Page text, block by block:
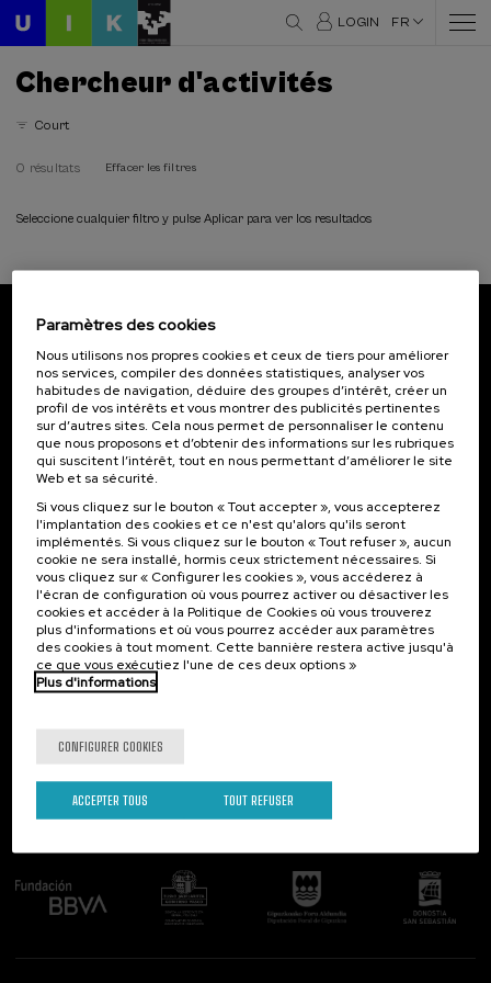
LOGIN FR
Chercheur d'activités
Court
0 résultats Effacer les filtres
Seleccione cualquier filtro y pulse Aplicar para ver los resultados
Inscrivez-vous pour être le premier à recevoir les
actualités de l'UIK.
S'abonner
Contact
Palacio Miramar
Paseo de Miraconcha, 48
20007 Donostia / San Sebastián
Gipuzkoa, Spain
Contactez-nous!
Intéressant...
Activités précédentes
Suivez-nous
Paramètres des cookies
Nous utilisons nos propres cookies et ceux de tiers pour améliorer
nos services, compiler des données statistiques, analyser vos
habitudes de navigation, déduire des groupes d’intérêt, créer un
profil de vos intérêts et vous montrer des publicités pertinentes
sur d’autres sites. Cela nous permet de personnaliser le contenu
que nous proposons et d’obtenir des informations sur les rubriques
qui suscitent l’intérêt, tout en nous permettant d’améliorer le site
Web et sa sécurité.
Si vous cliquez sur le bouton « Tout accepter », vous accepterez
l'implantation des cookies et ce n'est qu'alors qu'ils seront
implémentés. Si vous cliquez sur le bouton « Tout refuser », aucun
cookie ne sera installé, hormis ceux strictement nécessaires. Si
vous cliquez sur « Configurer les cookies », vous accéderez à
l'écran de configuration où vous pourrez activer ou désactiver les
cookies et accéder à la Politique de Cookies où vous trouverez
plus d'informations et où vous pourrez accéder aux paramètres
des cookies à tout moment. Cette bannière restera active jusqu'à
ce que vous exécutiez l'une de ces deux options »
Plus d'informations
CONFIGURER COOKIES
TOUT REFUSER
ACCEPTER TOUS